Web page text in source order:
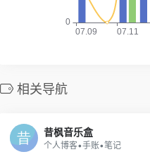
相关导航
昔枫音乐盒
个人博客•手账•笔记